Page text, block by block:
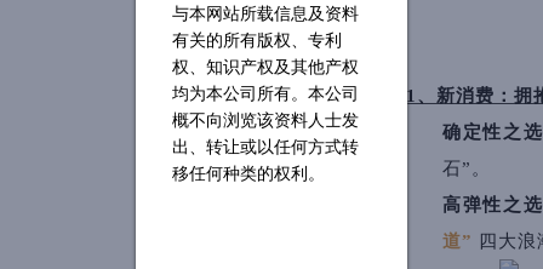
与本网站所载信息及资料
有关的所有版权、专利
权、知识产权及其他产权
均为本公司所有。本公司
概不向浏览该资料人士发
出、转让或以任何方式转
移任何种类的权利。
1、新消费：拥
确定性之
石”。
高弹性之
道”
四大